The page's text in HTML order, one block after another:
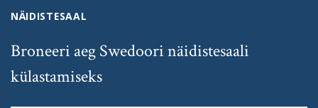
NÄIDISTESAAL
Broneeri aeg Swedoori näidistesaali
külastamiseks